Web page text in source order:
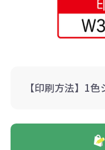
【印刷方法】1